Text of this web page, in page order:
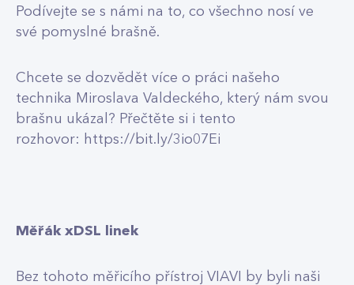
Podívejte se s námi na to, co všechno nosí ve
své pomyslné brašně.
Chcete se dozvědět více o práci našeho
technika Miroslava Valdeckého, který nám svou
brašnu ukázal? Přečtěte si i tento
rozhovor: https://bit.ly/3io07Ei
Měřák xDSL linek
Bez tohoto měřicího přístroj VIAVI by byli naši